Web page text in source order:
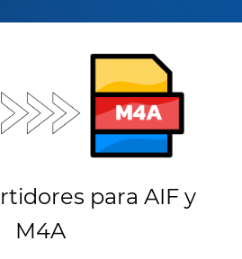
para AIF y
M4A